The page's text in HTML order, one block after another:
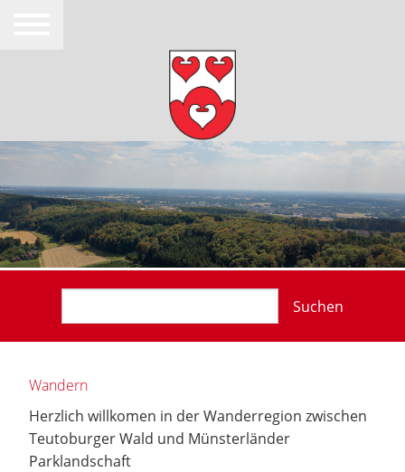
Suchen
Wandern
Herzlich willkomen in der Wanderregion zwischen
Teutoburger Wald und Münsterländer
Parklandschaft